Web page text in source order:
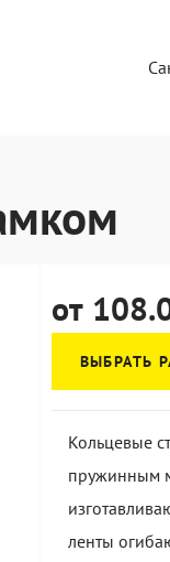
от
ВЫБРАТЬ
Кольцевые
пружинным
ленты